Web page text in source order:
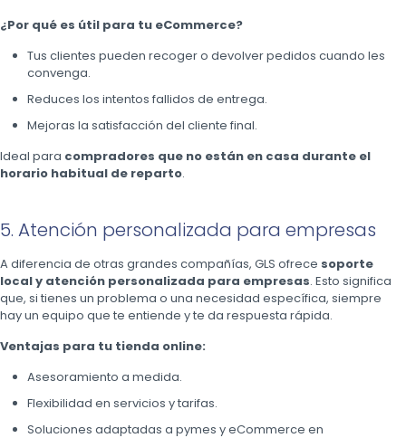
¿Por qué es útil para tu eCommerce?
Tus clientes pueden recoger o devolver pedidos cuando les
convenga.
Reduces los intentos fallidos de entrega.
Mejoras la satisfacción del cliente final.
Ideal para compradores que no están en casa durante el
horario habitual de reparto.
5. Atención personalizada para empresas
A diferencia de otras grandes compañías, GLS ofrece soporte
local y atención personalizada para empresas. Esto significa
que, si tienes un problema o una necesidad específica, siempre
hay un equipo que te entiende y te da respuesta rápida.
Ventajas para tu tienda online:
Asesoramiento a medida.
Flexibilidad en servicios y tarifas.
Soluciones adaptadas a pymes y eCommerce en